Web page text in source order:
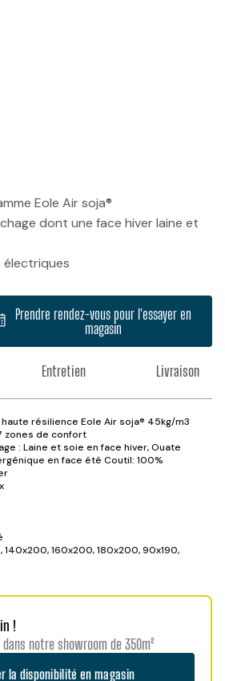
Eole Air soja®
dont une face hiver laine et
électriques
Prendre rendez-vous pour l'essayer en
magasin
Entretien Livraison
résilience Eole Air soja® 45kg/m3
zones de confort
: Laine et soie en face hiver, Ouate
en face été Coutil: 100%
140x200, 160x200, 180x200, 90x190,
!
notre showroom de 350m²
la disponibilité en magasin